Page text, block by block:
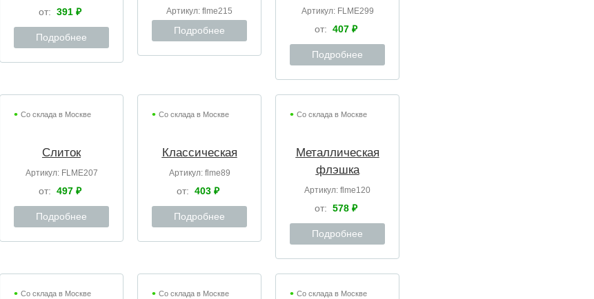
от: 391 ₽
Подробнее
Артикул: flme215
Подробнее
Артикул: FLME299
от: 407 ₽
Подробнее
Со склада в Москве
Слиток
Артикул: FLME207
от: 497 ₽
Подробнее
Со склада в Москве
Классическая
Артикул: flme89
от: 403 ₽
Подробнее
Со склада в Москве
Металлическая
флэшка
Артикул: flme120
от: 578 ₽
Подробнее
Со склада в Москве Со склада в Москве Со склада в Москве